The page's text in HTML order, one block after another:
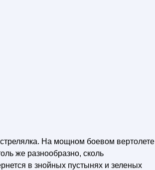
На мощном боевом вертолете
же разнообразно, сколь
в знойных пустынях и зеленых